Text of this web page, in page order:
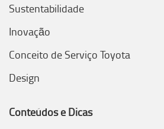
Sustentabilidade
Inovação
Conceito de Serviço Toyota
Design
Conteúdos e Dicas